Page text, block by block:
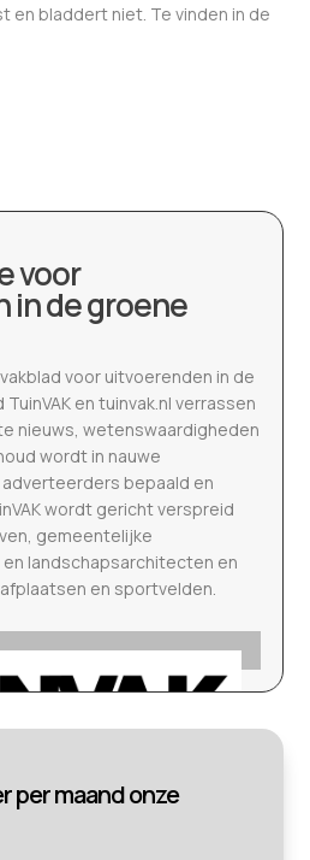
en bladdert niet. Te vinden in de
voor
in de groene
vakblad voor uitvoerenden in de
en tuinvak.nl verrassen
nieuws, wetenswaardigheden
wordt in nauwe
bepaald en
wordt gericht verspreid
gemeentelijke
landschapsarchitecten en
en sportvelden.
per maand onze